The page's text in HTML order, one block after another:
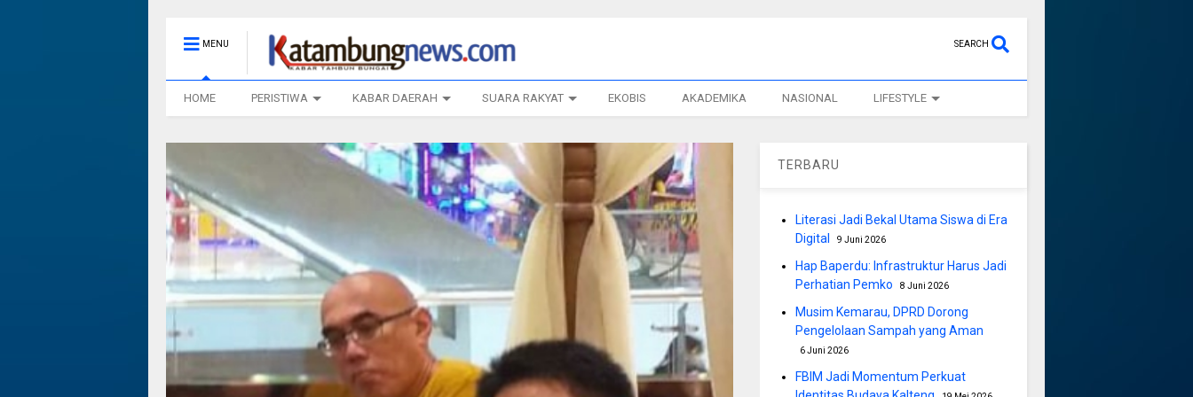
MENU SEARCH
HOME PERISTIWA KABAR DAERAH SUARA RAKYAT EKOBIS AKADEMIKA NASIONAL LIFESTYLE
TERBARU
Literasi Jadi Bekal Utama Siswa di Era
Digital
9 Juni 2026
Hap Baperdu: Infrastruktur Harus Jadi
Perhatian Pemko
8 Juni 2026
Musim Kemarau, DPRD Dorong
Pengelolaan Sampah yang Aman
6 Juni 2026
FBIM Jadi Momentum Perkuat